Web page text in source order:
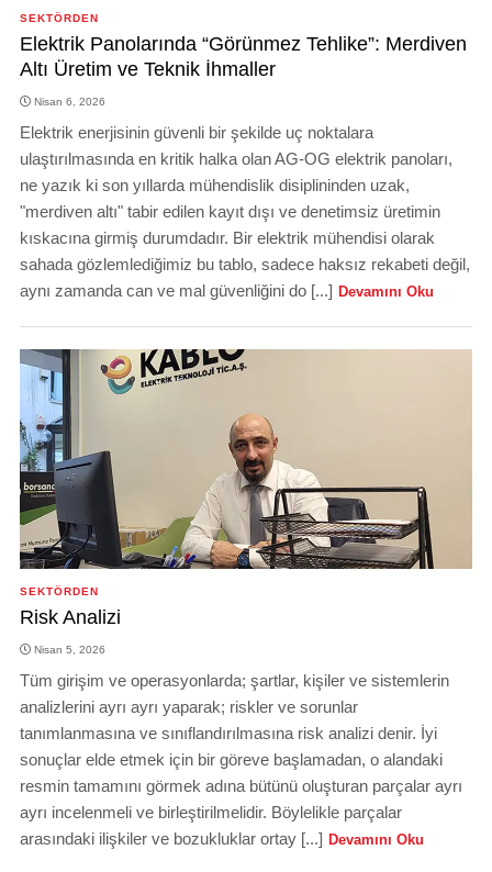
SEKTÖRDEN
Elektrik Panolarında “Görünmez Tehlike”: Merdiven
Altı Üretim ve Teknik İhmaller
Nisan 6, 2026
Elektrik enerjisinin güvenli bir şekilde uç noktalara
ulaştırılmasında en kritik halka olan AG-OG elektrik panoları,
ne yazık ki son yıllarda mühendislik disiplininden uzak,
"merdiven altı" tabir edilen kayıt dışı ve denetimsiz üretimin
kıskacına girmiş durumdadır. Bir elektrik mühendisi olarak
sahada gözlemlediğimiz bu tablo, sadece haksız rekabeti değil,
aynı zamanda can ve mal güvenliğini do [...] Devamını Oku
SEKTÖRDEN
Risk Analizi
Nisan 5, 2026
Tüm girişim ve operasyonlarda; şartlar, kişiler ve sistemlerin
analizlerini ayrı ayrı yaparak; riskler ve sorunlar
tanımlanmasına ve sınıflandırılmasına risk analizi denir. İyi
sonuçlar elde etmek için bir göreve başlamadan, o alandaki
resmin tamamını görmek adına bütünü oluşturan parçalar ayrı
ayrı incelenmeli ve birleştirilmelidir. Böylelikle parçalar
arasındaki ilişkiler ve bozukluklar ortay [...] Devamını Oku